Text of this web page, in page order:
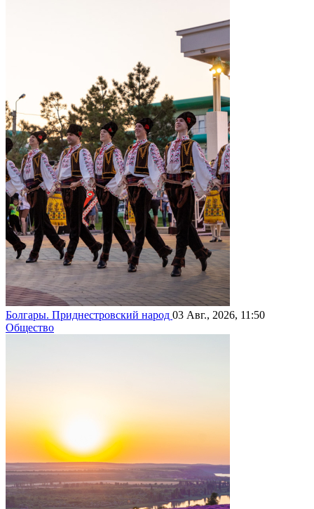
Болгары. Приднестровский народ 03 Авг., 2026, 11:50
Общество